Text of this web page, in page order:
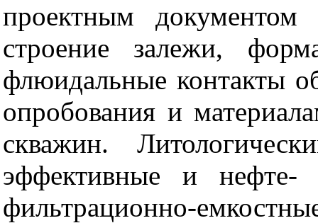
проектным документом
строение залежи,
флюидальные контакты
опробования и
скважин.
эффективные и нефте-
фильтрационно-